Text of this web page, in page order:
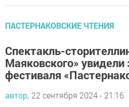
ПАСТЕРНАКОВСКИЕ ЧТЕНИЯ
Спектакль-
Маяковского» увидели
фестиваля
автор, 22 сентября 2024 - 21:16